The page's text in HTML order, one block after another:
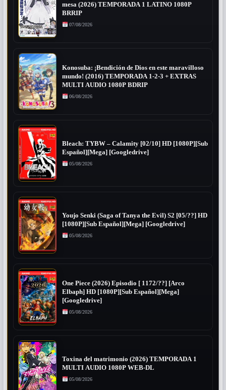
mesa (2026) TEMPORADA 1 LATINO 1080P
BRRIP
07/08/2026
Konosuba: ¡Bendición de Dios en este maravilloso
mundo! (2016) TEMPORADA 1-2-3 + EXTRAS
MULTI AUDIO 1080P BDRIP
06/08/2026
Bleach: TYBW – Calamity [02/10] HD [1080P][Sub
Español][Mega] [Googledrive]
05/08/2026
Youjo Senki (Saga of Tanya the Evil) S2 [05/??] HD
[1080P][Sub Español][Mega] [Googledrive]
05/08/2026
One Piece (2026) Episodio [ 1172/??] [Arco
Elbaph] HD [1080P][Sub Español][Mega]
[Googledrive]
05/08/2026
Toxina del matrimonio (2026) TEMPORADA 1
MULTI AUDIO 1080P WEB-DL
05/08/2026